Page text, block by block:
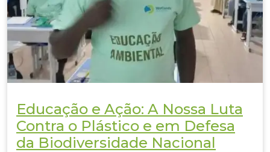
Educação e Ação: A Nossa Luta
Contra o Plástico e em Defesa
da Biodiversidade Nacional